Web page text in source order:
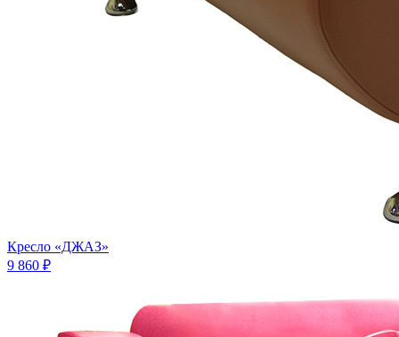
Кресло «ДЖАЗ»
9 860 ₽